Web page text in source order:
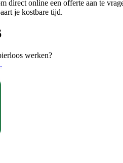
direct online een offerte aan te
je kostbare tijd.
werken?
.